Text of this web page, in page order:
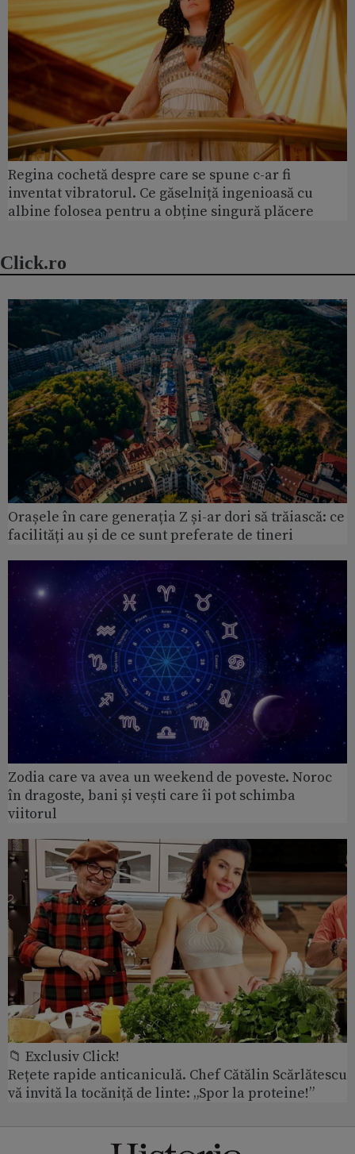
Regina cochetă despre care se spune c-ar fi
inventat vibratorul. Ce găselniță ingenioasă cu
albine folosea pentru a obține singură plăcere
Click.ro
Orașele în care generația Z și-ar dori să trăiască: ce
facilități au și de ce sunt preferate de tineri
Zodia care va avea un weekend de poveste. Noroc
în dragoste, bani și vești care îi pot schimba
viitorul
📁 Exclusiv Click!
Rețete rapide anticaniculă. Chef Cătălin Scărlătescu
vă invită la tocăniță de linte: „Spor la proteine!”